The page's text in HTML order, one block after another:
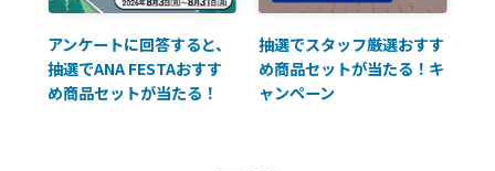
アンケートに回答すると、
抽選でANA FESTAおすす
め商品セットが当たる！
抽選でスタッフ厳選おすす
め商品セットが当たる！キ
ャンペーン